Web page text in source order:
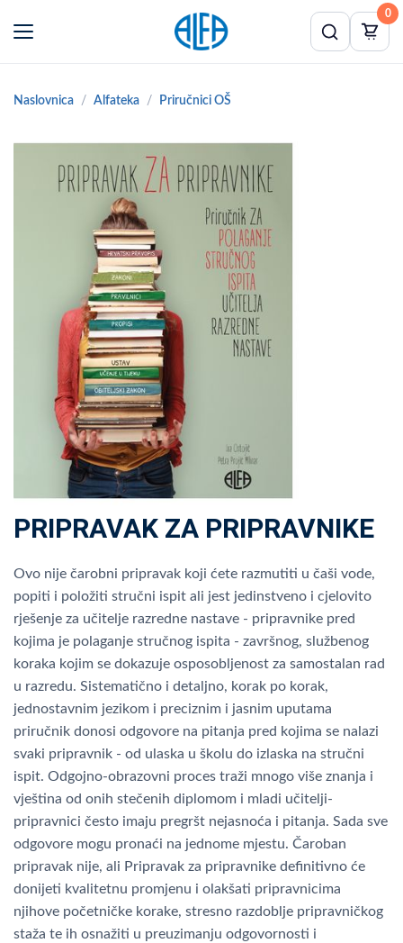
0
Naslovnica Alfateka Priručnici OŠ
PRIPRAVAK ZA PRIPRAVNIKE
Ovo nije čarobni pripravak koji ćete razmutiti u čaši vode,
popiti i položiti stručni ispit ali jest jedinstveno i cjelovito
rješenje za učitelje razredne nastave - pripravnike pred
kojima je polaganje stručnog ispita - završnog, službenog
koraka kojim se dokazuje osposobljenost za samostalan rad
u razredu. Sistematično i detaljno, korak po korak,
jednostavnim jezikom i preciznim i jasnim uputama
priručnik donosi odgovore na pitanja pred kojima se nalazi
svaki pripravnik - od ulaska u školu do izlaska na stručni
ispit. Odgojno-obrazovni proces traži mnogo više znanja i
vještina od onih stečenih diplomom i mladi učitelji-
pripravnici često imaju pregršt nejasnoća i pitanja. Sada sve
odgovore mogu pronaći na jednome mjestu. Čaroban
pripravak nije, ali Pripravak za pripravnike definitivno će
donijeti kvalitetnu promjenu i olakšati pripravnicima
njihove početničke korake, stresno razdoblje pripravničkog
staža te ih osnažiti u preuzimanju odgovornosti i